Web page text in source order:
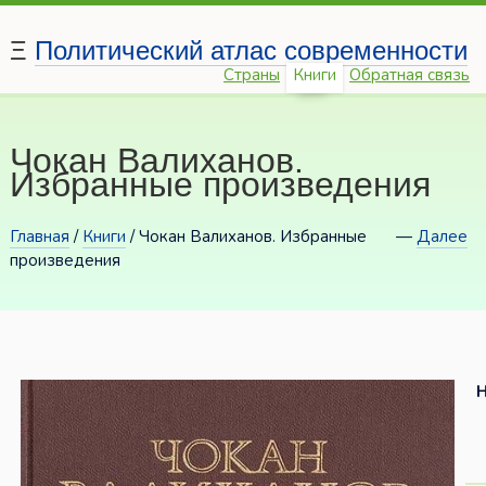
Ξ Политический атлас современности
Страны Книги Обратная связь
Чокан Валиханов.
Избранные произведения
Главная / —Далее
Книги / Чокан Валиханов. Избранные
произведения